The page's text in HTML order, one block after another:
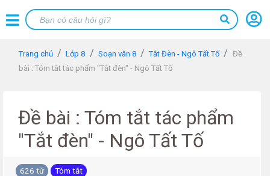
Trang chủ Lớp 8 Soạn văn 8 Tắt Đèn - Ngô Tất Tố
Đề
bài : Tóm tắt tác phẩm "Tắt đèn" - Ngô Tất Tố
Đề bài : Tóm tắt tác phẩm
"Tắt đèn" - Ngô Tất Tố
626 từ Tóm tắt